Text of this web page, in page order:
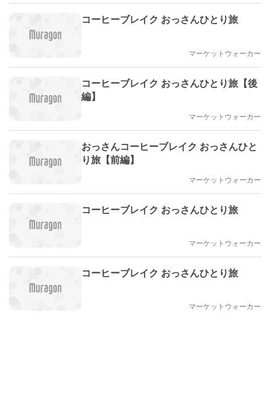
コーヒーブレイク おっさんひとり旅
マーケットウォーカー
コーヒーブレイク おっさんひとり旅【後
編】
マーケットウォーカー
おっさんコーヒーブレイク おっさんひと
り旅【前編】
マーケットウォーカー
コーヒーブレイク おっさんひとり旅
マーケットウォーカー
コーヒーブレイク おっさんひとり旅
マーケットウォーカー